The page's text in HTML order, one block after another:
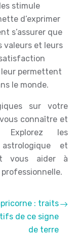
stimule
d’exprimer
s’assurer que
valeurs et leurs
leur permettent
le monde.
sur votre
connaître et
les
et
vous aider à
: traits
de ce signe
de terre